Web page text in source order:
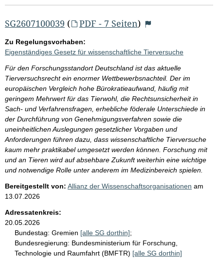
SG2607100039 ( PDF - 7 Seiten)
Zu Regelungsvorhaben:
Eigenständiges Gesetz für wissenschaftliche Tierversuche
Für den Forschungsstandort Deutschland ist das aktuelle
Tierversuchsrecht ein enormer Wettbewerbsnachteil. Der im
europäischen Vergleich hohe Bürokratieaufwand, häufig mit
geringem Mehrwert für das Tierwohl, die Rechtsunsicherheit in
Sach- und Verfahrensfragen, erhebliche föderale Unterschiede in
der Durchführung von Genehmigungsverfahren sowie die
uneinheitlichen Auslegungen gesetzlicher Vorgaben und
Anforderungen führen dazu, dass wissenschaftliche Tierversuche
kaum mehr praktikabel umgesetzt werden können. Forschung mit
und an Tieren wird auf absehbare Zukunft weiterhin eine wichtige
und notwendige Rolle unter anderem im Medizinbereich spielen.
Bereitgestellt von: Allianz der Wissenschaftsorganisationen am
13.07.2026
Adressatenkreis:
20.05.2026
Bundestag: Gremien [alle SG dorthin];
Bundesregierung: Bundesministerium für Forschung,
Technologie und Raumfahrt (BMFTR) [alle SG dorthin]